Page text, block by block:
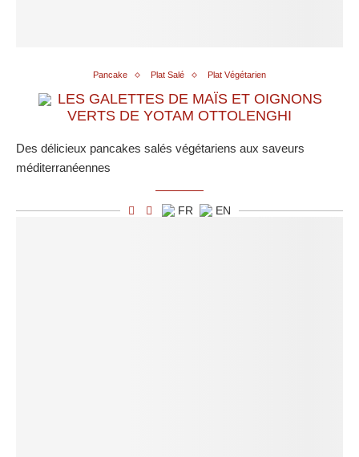
Pancake Plat Salé Plat Végétarien
LES GALETTES DE MAÏS ET OIGNONS
VERTS DE YOTAM OTTOLENGHI
Des délicieux pancakes salés végétariens aux saveurs
méditerranéennes
FR EN